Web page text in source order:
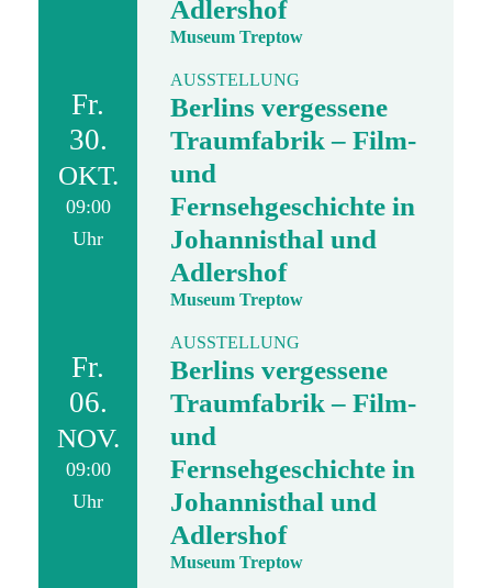
Adlershof
Museum Treptow
Fr.
30.
OKT.
09:00
Uhr
AUSSTELLUNG
Berlins vergessene
Traumfabrik – Film-
und
Fernsehgeschichte in
Johannisthal und
Adlershof
Museum Treptow
Fr.
06.
NOV.
09:00
Uhr
AUSSTELLUNG
Berlins vergessene
Traumfabrik – Film-
und
Fernsehgeschichte in
Johannisthal und
Adlershof
Museum Treptow